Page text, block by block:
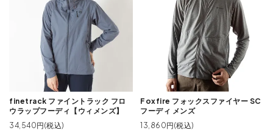
finetrack ファイントラック フロ
ウラップフーディ【ウィメンズ】
34,540円(税込)
Foxfire フォックスファイヤー SC
フーディ メンズ
13,860円(税込)